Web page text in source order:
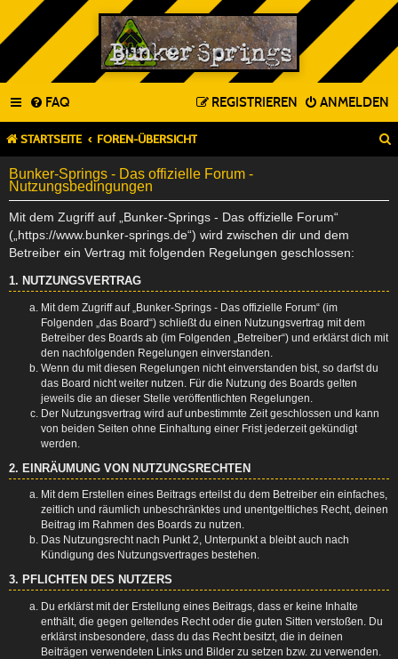
FAQ ANMELDEN
REGISTRIEREN
STARTSEITE FOREN-ÜBERSICHT
Bunker-Springs - Das offizielle Forum -
Nutzungsbedingungen
Mit dem Zugriff auf „Bunker-Springs - Das offizielle Forum“
(„https://www.bunker-springs.de“) wird zwischen dir und dem
Betreiber ein Vertrag mit folgenden Regelungen geschlossen:
1. NUTZUNGSVERTRAG
Mit dem Zugriff auf „Bunker-Springs - Das offizielle Forum“ (im
Folgenden „das Board“) schließt du einen Nutzungsvertrag mit dem
Betreiber des Boards ab (im Folgenden „Betreiber“) und erklärst dich mit
den nachfolgenden Regelungen einverstanden.
Wenn du mit diesen Regelungen nicht einverstanden bist, so darfst du
das Board nicht weiter nutzen. Für die Nutzung des Boards gelten
jeweils die an dieser Stelle veröffentlichten Regelungen.
Der Nutzungsvertrag wird auf unbestimmte Zeit geschlossen und kann
von beiden Seiten ohne Einhaltung einer Frist jederzeit gekündigt
werden.
2. EINRÄUMUNG VON NUTZUNGSRECHTEN
Mit dem Erstellen eines Beitrags erteilst du dem Betreiber ein einfaches,
zeitlich und räumlich unbeschränktes und unentgeltliches Recht, deinen
Beitrag im Rahmen des Boards zu nutzen.
Das Nutzungsrecht nach Punkt 2, Unterpunkt a bleibt auch nach
Kündigung des Nutzungsvertrages bestehen.
3. PFLICHTEN DES NUTZERS
Du erklärst mit der Erstellung eines Beitrags, dass er keine Inhalte
enthält, die gegen geltendes Recht oder die guten Sitten verstoßen. Du
erklärst insbesondere, dass du das Recht besitzt, die in deinen
Beiträgen verwendeten Links und Bilder zu setzen bzw. zu verwenden.